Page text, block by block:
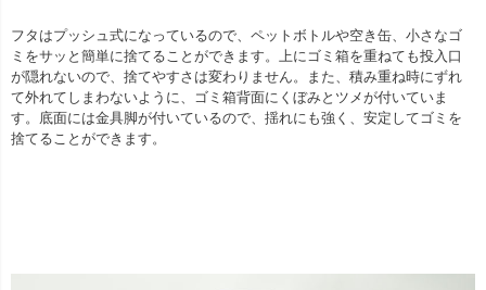
フタはプッシュ式になっているので、ペットボトルや空き缶、小さなゴ
ミをサッと簡単に捨てることができます。上にゴミ箱を重ねても投入口
が隠れないので、捨てやすさは変わりません。また、積み重ね時にずれ
て外れてしまわないように、ゴミ箱背面にくぼみとツメが付いていま
す。底面には金具脚が付いているので、揺れにも強く、安定してゴミを
捨てることができます。